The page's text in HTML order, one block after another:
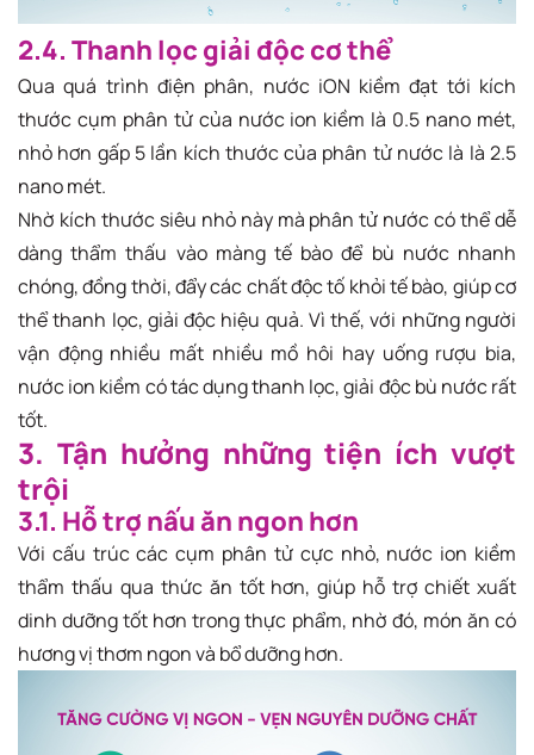
2.4. Thanh lọc giải độc cơ thể
Qua quá trình điện phân, nước iON kiềm đạt tới kích
thước cụm phân tử của nước ion kiềm là 0.5 nano mét,
nhỏ hơn gấp 5 lần kích thước của phân tử nước là là 2.5
nano mét.
Nhờ kích thước siêu nhỏ này mà phân tử nước có thể dễ
dàng thẩm thấu vào màng tế bào để bù nước nhanh
chóng, đồng thời, đẩy các chất độc tố khỏi tế bào, giúp cơ
thể thanh lọc, giải độc hiệu quả. Vì thế, với những người
vận động nhiều mất nhiều mồ hôi hay uống rượu bia,
nước ion kiềm có tác dụng thanh lọc, giải độc bù nước rất
tốt.
3. Tận hưởng những tiện ích vượt
trội
3.1. Hỗ trợ nấu ăn ngon hơn
Với cấu trúc các cụm phân tử cực nhỏ, nước ion kiềm
thẩm thấu qua thức ăn tốt hơn, giúp hỗ trợ chiết xuất
dinh dưỡng tốt hơn trong thực phẩm, nhờ đó, món ăn có
hương vị thơm ngon và bổ dưỡng hơn.